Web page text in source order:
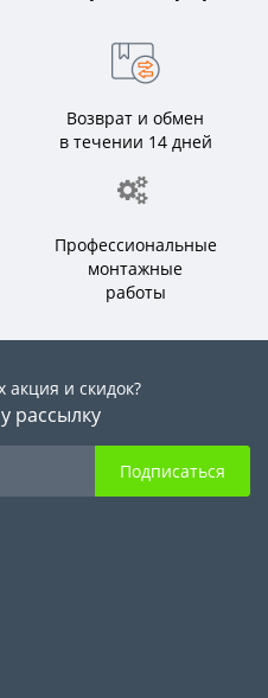
Возврат и обмен
в течении 14 дней
Профессиональные
монтажные
работы
акция и скидок?
рассылку
Подписаться